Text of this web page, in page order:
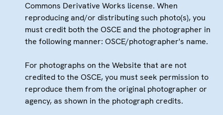
Commons Derivative Works license. When
reproducing and/or distributing such photo(s), you
must credit both the OSCE and the photographer in
the following manner: OSCE/photographer's name.
For photographs on the Website that are not
credited to the OSCE, you must seek permission to
reproduce them from the original photographer or
agency, as shown in the photograph credits.